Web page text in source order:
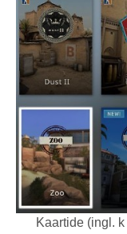
Kaartide (ingl. k